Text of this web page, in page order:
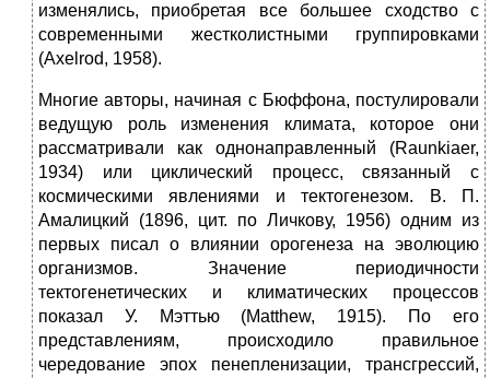
изменялись, приобретая все большее сходство с
современными жестколистными группировками
(Axelrod, 1958).
Многие авторы, начиная с Бюффона, постулировали
ведущую роль изменения климата, которое они
рассматривали как однонаправленный (Raunkiaer,
1934) или циклический процесс, связанный с
космическими явлениями и тектогенезом. В. П.
Амалицкий (1896, цит. по Личкову, 1956) одним из
первых писал о влиянии орогенеза на эволюцию
организмов. Значение периодичности
тектогенетических и климатических процессов
показал У. Мэттью (Matthew, 1915). По его
представлениям, происходило правильное
чередование эпох пенепленизации, трансгрессий,